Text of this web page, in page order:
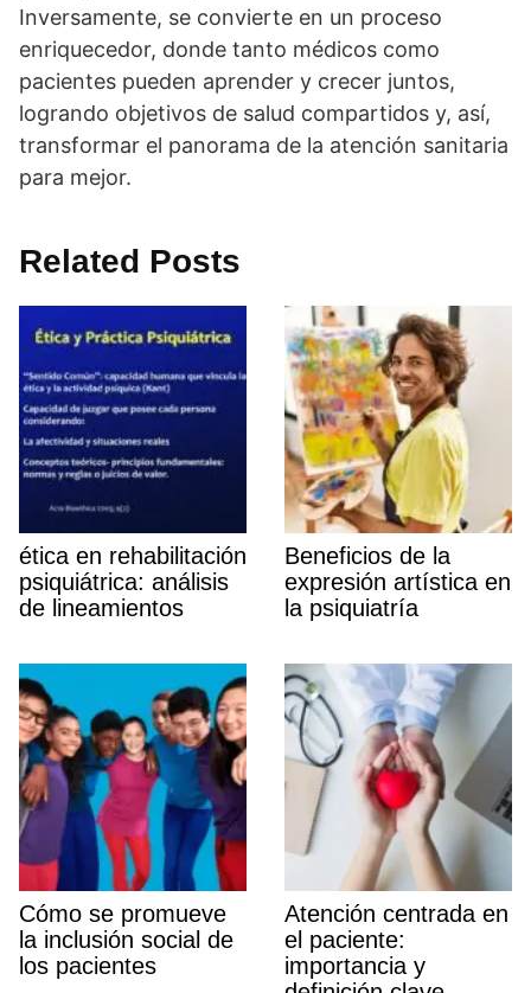
Inversamente, se convierte en un proceso
enriquecedor, donde tanto médicos como
pacientes pueden aprender y crecer juntos,
logrando objetivos de salud compartidos y, así­,
transformar el panorama de la atención sanitaria
para mejor.
Related Posts
ética en rehabilitación
psiquiátrica: análisis
de lineamientos
Beneficios de la
expresión artí­stica en
la psiquiatrí­a
Cómo se promueve
la inclusión social de
los pacientes
Atención centrada en
el paciente:
importancia y